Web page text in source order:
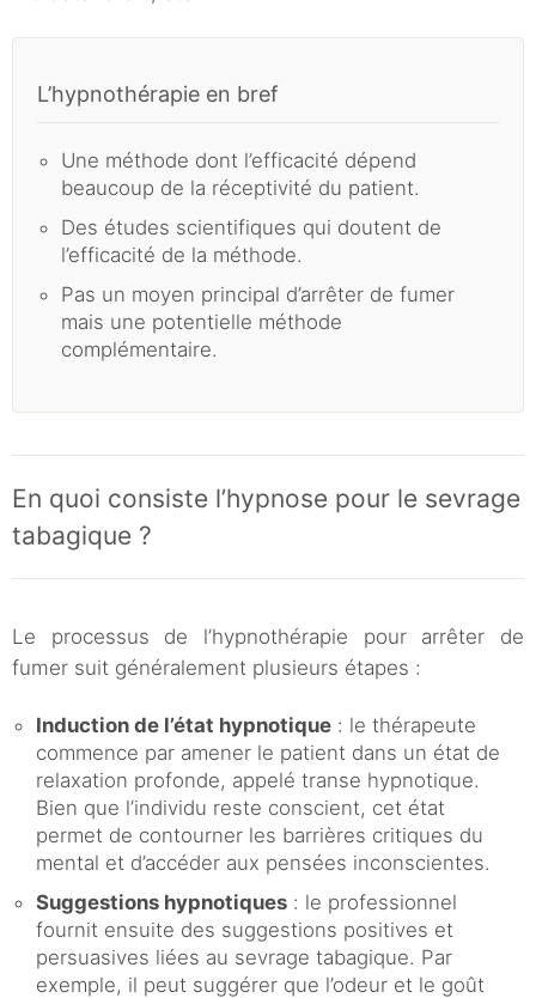
L’hypnothérapie en bref
Une méthode dont l’efficacité dépend
beaucoup de la réceptivité du patient.
Des études scientifiques qui doutent de
l’efficacité de la méthode.
Pas un moyen principal d’arrêter de fumer
mais une potentielle méthode
complémentaire.
En quoi consiste l’hypnose pour le sevrage
tabagique ?
Le processus de l’hypnothérapie pour arrêter de
fumer suit généralement plusieurs étapes :
Induction de l’état hypnotique : le thérapeute
commence par amener le patient dans un état de
relaxation profonde, appelé transe hypnotique.
Bien que l’individu reste conscient, cet état
permet de contourner les barrières critiques du
mental et d’accéder aux pensées inconscientes.
Suggestions hypnotiques : le professionnel
fournit ensuite des suggestions positives et
persuasives liées au sevrage tabagique. Par
exemple, il peut suggérer que l’odeur et le goût